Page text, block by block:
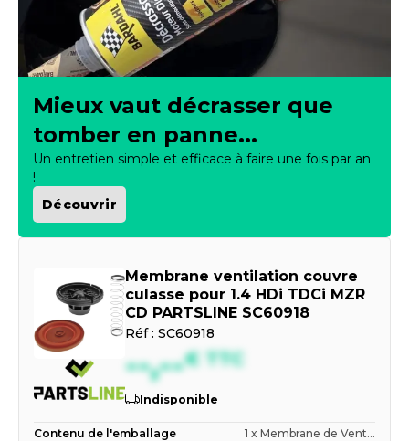
Mieux vaut décrasser que
tomber en panne...
Un entretien simple et efficace à faire une fois par an
!
Découvrir
Membrane ventilation couvre
culasse pour 1.4 HDi TDCi MZR
CD PARTSLINE SC60918
Réf : SC60918
--,--€ TTC
Indisponible
Contenu de l'emballage
1 x Membrane de Vent...